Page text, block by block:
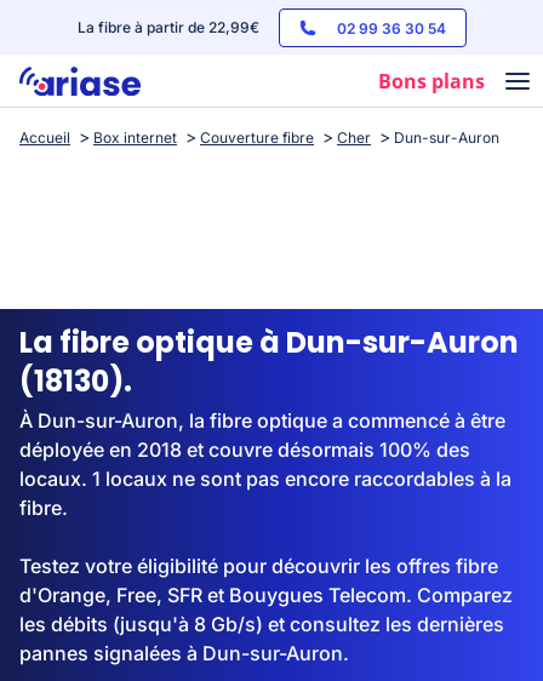
La fibre à partir de 22,99€ 02 99 36 30 54
Bons plans
Box internet
Streaming
Accueil Box internet Couverture fibre Cher Dun-sur-Auron
La fibre optique à Dun-sur-Auron
(18130).
À Dun-sur-Auron, la fibre optique a commencé à être
déployée en 2018 et couvre désormais 100% des
locaux. 1 locaux ne sont pas encore raccordables à la
fibre.
Testez votre éligibilité pour découvrir les offres fibre
d'Orange, Free, SFR et Bouygues Telecom. Comparez
les débits (jusqu'à 8 Gb/s) et consultez les dernières
pannes signalées à Dun-sur-Auron.